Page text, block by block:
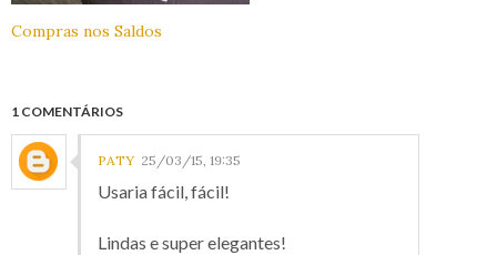
Compras nos Saldos
1 COMENTÁRIOS
PATY 25/03/15, 19:35
Usaria fácil, fácil!
Lindas e super elegantes!